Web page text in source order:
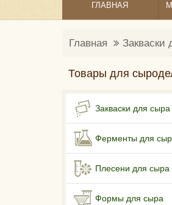
ГЛАВНАЯ
Главная Закваски
Товары для
Закваски для сыра
Ферменты для
Плесени для сыра
Формы для сыра